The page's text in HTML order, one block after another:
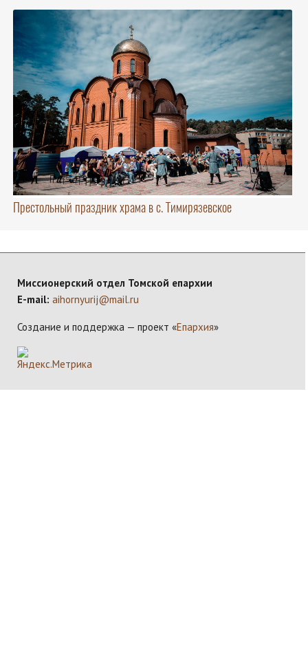
Престольный праздник храма в с. Тимирязевское
Миссионерский отдел Томской епархии
E-mail: aihornyurij@mail.ru
Создание и поддержка — проект «Епархия»